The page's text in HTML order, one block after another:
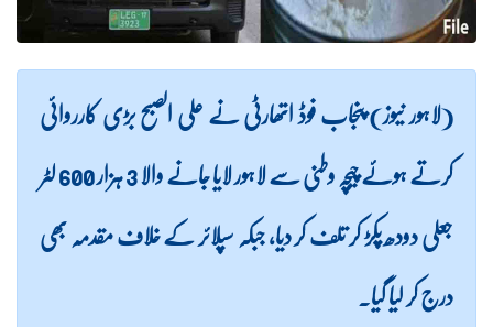
(لاہور نیوز) پنجاب فوڈ اتھارٹی نے علی الصبح بڑی کارروائی
کرتے ہوئے چیچہ وطنی سے لاہور لایا جانے والا 3 ہزار 600 لٹر
جعلی دودھ پکڑ کر تلف کر دیا، جبکہ سپلائر کے خلاف مقدمہ بھی
درج کر لیا گیا۔